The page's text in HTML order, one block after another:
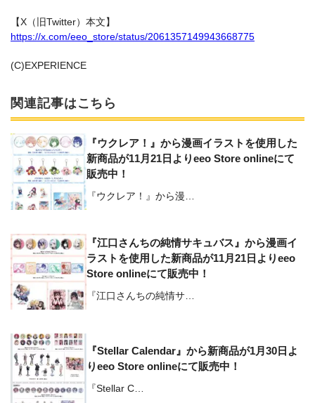
【X（旧Twitter）本文】
https://x.com/eeo_store/status/2061357149943668775
(C)EXPERIENCE
関連記事はこちら
『ウクレア！』から漫画イラストを使用した
新商品が11月21日よりeeo Store onlineにて
販売中！
『ウクレア！』から漫…
『江口さんちの純情サキュバス』から漫画イ
ラストを使用した新商品が11月21日よりeeo
Store onlineにて販売中！
『江口さんちの純情サ…
『Stellar Calendar』から新商品が1月30日よ
りeeo Store onlineにて販売中！
『Stellar C…